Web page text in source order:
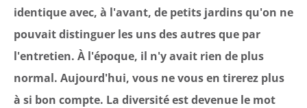
identique avec, à l'avant, de petits jardins qu'on ne
pouvait distinguer les uns des autres que par
l'entretien. À l'époque, il n'y avait rien de plus
normal. Aujourd'hui, vous ne vous en tirerez plus
à si bon compte. La diversité est devenue le mot